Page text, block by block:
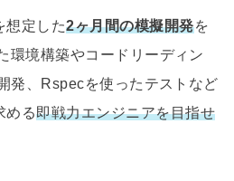
想定した2ヶ月間の模擬開発を
環境構築やコードリーディン
発、Rspecを使ったテストなど
める即戦力エンジニアを目指せ